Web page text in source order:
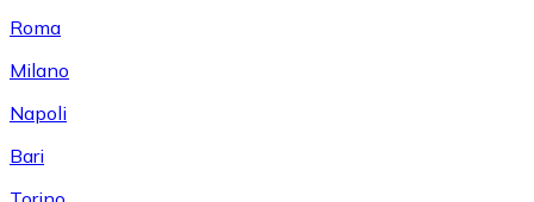
Roma
Milano
Napoli
Bari